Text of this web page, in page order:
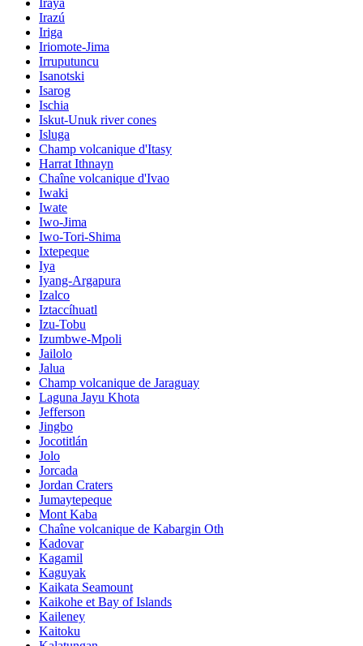
Irazú
Iriga
Iriomote-Jima
Irruputuncu
Isanotski
Isarog
Ischia
Iskut-Unuk river cones
Isluga
Champ volcanique d'Itasy
Harrat Ithnayn
Chaîne volcanique d'Ivao
Iwaki
Iwate
Iwo-Jima
Iwo-Tori-Shima
Ixtepeque
Iya
Iyang-Argapura
Izalco
Iztaccíhuatl
Izu-Tobu
Izumbwe-Mpoli
Jailolo
Jalua
Champ volcanique de Jaraguay
Laguna Jayu Khota
Jefferson
Jingbo
Jocotitlán
Jolo
Jorcada
Jordan Craters
Jumaytepeque
Mont Kaba
Chaîne volcanique de Kabargin Oth
Kadovar
Kagamil
Kaguyak
Kaikata Seamount
Kaikohe et Bay of Islands
Kaileney
Kaitoku